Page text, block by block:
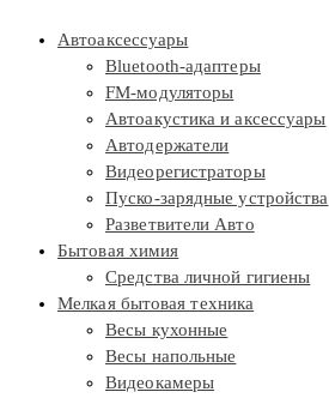
Автоаксессуары
Bluetooth-адаптеры
FM-модуляторы
Автоакустика и аксессуары
Автодержатели
Видеорегистраторы
Пуско-зарядные устройства
Разветвители Авто
Бытовая химия
Средства личной гигиены
Мелкая бытовая техника
Весы кухонные
Весы напольные
Видеокамеры